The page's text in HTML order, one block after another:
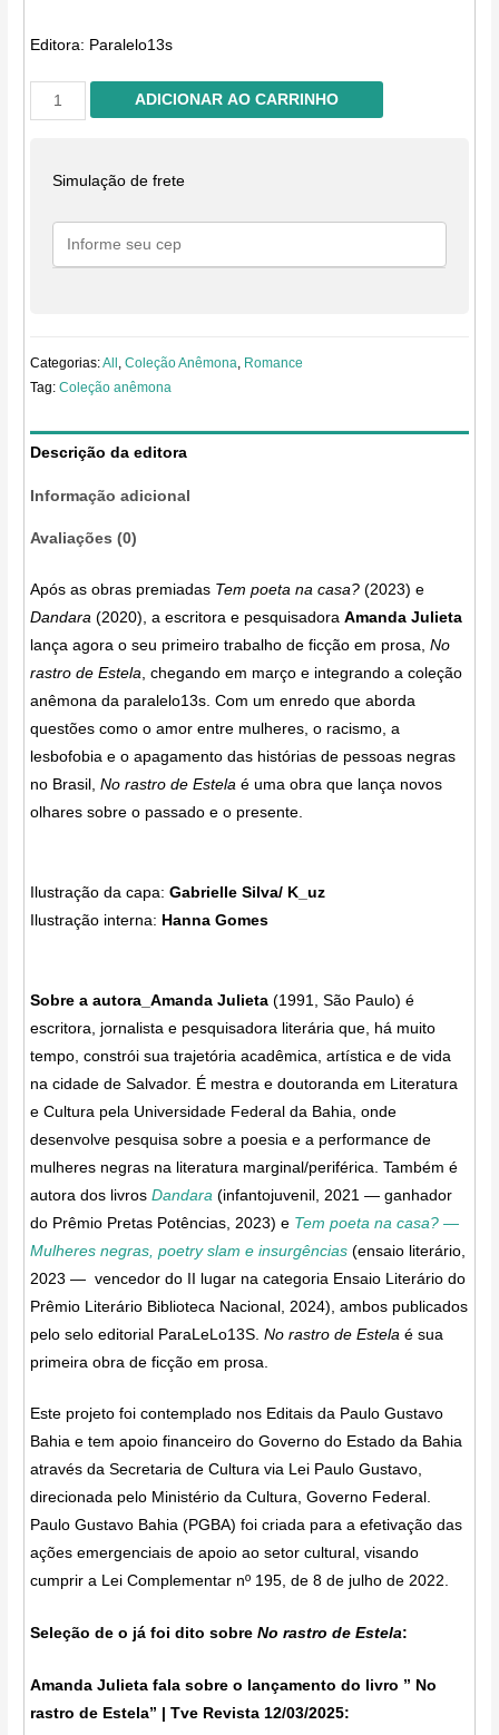
Editora: Paralelo13s
rastro
Estela
ADICIONAR AO CARRINHO
Simulação de frete
Categorias:All,Coleção Anêmona, Romance
Tag:Coleção anêmona
Descrição da editora
Informação adicional
Avaliações (0)
Após as obras premiadas Tem poeta na casa? (2023) e
Dandara (2020), a escritora e pesquisadoraAmanda Julieta
lança agora o seu primeiro trabalho de ficção em prosa,No
rastro de Estela , chegando em março e integrando a coleção
anêmona da paralelo13s. Com um enredo que aborda
questões como o amor entre mulheres, o racismo, a
lesbofobia e o apagamento das histórias de pessoas negras
no Brasil,No rastro de Estela é uma obra que lança novos
olhares sobre o passado e o presente.
Ilustração da capa:Gabrielle Silva/ K_uz
Ilustração interna: Hanna Gomes
Sobre a autora_Amanda Julieta(1991, São Paulo) é
escritora, jornalista e pesquisadora literária que, há muito
tempo, constrói sua trajetória acadêmica, artística e de vida
na cidade de Salvador. É mestra e doutoranda em Literatura
e Cultura pela Universidade Federal da Bahia, onde
desenvolve pesquisa sobre a poesia e a performance de
mulheres negras na literatura marginal/periférica. Também é
autora dos livrosDandara (infantojuvenil, 2021 — ganhador
do Prêmio Pretas Potências, 2023) e Tem poeta na casa? —
Mulheres negras, poetry slam e insurgências (ensaio literário,
2023 — vencedor do II lugar na categoria Ensaio Literário do
Prêmio Literário Biblioteca Nacional, 2024), ambos publicados
pelo selo editorial ParaLeLo13S.No rastro de Estela é sua
primeira obra de ficção em prosa.
Este projeto foi contemplado nos Editais da Paulo Gustavo
Bahia e tem apoio financeiro do Governo do Estado da Bahia
através da Secretaria de Cultura via Lei Paulo Gustavo,
direcionada pelo Ministério da Cultura, Governo Federal.
Paulo Gustavo Bahia (PGBA) foi criada para a efetivação das
ações emergenciais de apoio ao setor cultural, visando
cumprir a Lei Complementar nº 195, de 8 de julho de 2022.
Seleção de o já foi dito sobreNo rastro de Estela:
Amanda Julieta fala sobre o lançamento do livro ” No
rastro de Estela” | Tve Revista 12/03/2025: